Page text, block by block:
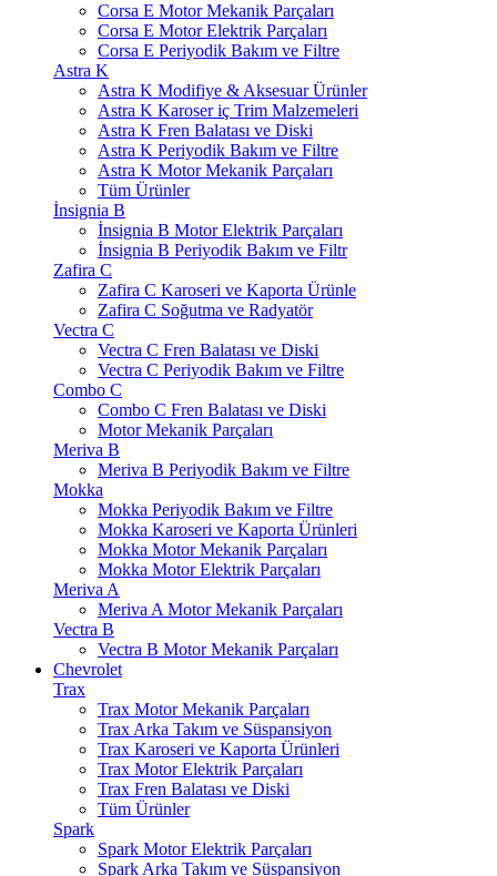
Corsa E Motor Mekanik Parçaları
Corsa E Motor Elektrik Parçaları
Corsa E Periyodik Bakım ve Filtre
Astra K
Astra K Modifiye & Aksesuar Ürünler
Astra K Karoser iç Trim Malzemeleri
Astra K Fren Balatası ve Diski
Astra K Periyodik Bakım ve Filtre
Astra K Motor Mekanik Parçaları
Tüm Ürünler
İnsignia B
İnsignia B Motor Elektrik Parçaları
İnsignia B Periyodik Bakım ve Filtr
Zafira C
Zafira C Karoseri ve Kaporta Ürünle
Zafira C Soğutma ve Radyatör
Vectra C
Vectra C Fren Balatası ve Diski
Vectra C Periyodik Bakım ve Filtre
Combo C
Combo C Fren Balatası ve Diski
Motor Mekanik Parçaları
Meriva B
Meriva B Periyodik Bakım ve Filtre
Mokka
Mokka Periyodik Bakım ve Filtre
Mokka Karoseri ve Kaporta Ürünleri
Mokka Motor Mekanik Parçaları
Mokka Motor Elektrik Parçaları
Meriva A
Meriva A Motor Mekanik Parçaları
Vectra B
Vectra B Motor Mekanik Parçaları
Chevrolet
Trax
Trax Motor Mekanik Parçaları
Trax Arka Takım ve Süspansiyon
Trax Karoseri ve Kaporta Ürünleri
Trax Motor Elektrik Parçaları
Trax Fren Balatası ve Diski
Tüm Ürünler
Spark
Spark Motor Elektrik Parçaları
Spark Arka Takım ve Süspansiyon